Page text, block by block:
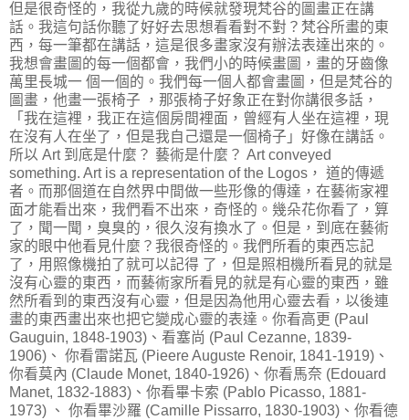
但是很奇怪的，我從九歲的時候就發現梵谷的圖畫正在講
話。我這句話你聽了好好去思想看看對不對？梵谷所畫的東
西，每一筆都在講話，這是很多畫家沒有辦法表達出來的。
我想會畫圖的每一個都會，我們小的時候畫圖，畫的牙齒像
萬里長城一 個一個的。我們每一個人都會畫圖，但是梵谷的
圖畫，他畫一張椅子 ，那張椅子好象正在對你講很多話，
「我在這裡，我正在這個房間裡面，曾經有人坐在這裡，現
在沒有人在坐了，但是我自己還是一個椅子」好像在講話。
所以 Art 到底是什麼？ 藝術是什麼？ Art conveyed
something. Art is a representation of the Logos， 道的傳遞
者。而那個道在自然界中間做一些形像的傳達，在藝術家裡
面才能看出來，我們看不出來，奇怪的。幾朵花你看了，算
了，聞一聞，臭臭的，很久沒有換水了。但是，到底在藝術
家的眼中他看見什麼？我很奇怪的。我們所看的東西忘記
了，用照像機拍了就可以記得 了，但是照相機所看見的就是
沒有心靈的東西，而藝術家所看見的就是有心靈的東西，雖
然所看到的東西沒有心靈，但是因為他用心靈去看，以後連
畫的東西畫出來也把它變成心靈的表達。你看高更 (Paul
Gauguin, 1848-1903)、看塞尚 (Paul Cezanne, 1839-
1906)、 你看雷諾瓦 (Pieere Auguste Renoir, 1841-1919)、
你看莫內 (Claude Monet, 1840-1926)、你看馬奈 (Edouard
Manet, 1832-1883)、你看畢卡索 (Pablo Picasso, 1881-
1973) 、 你看畢沙羅 (Camille Pissarro, 1830-1903)、你看德